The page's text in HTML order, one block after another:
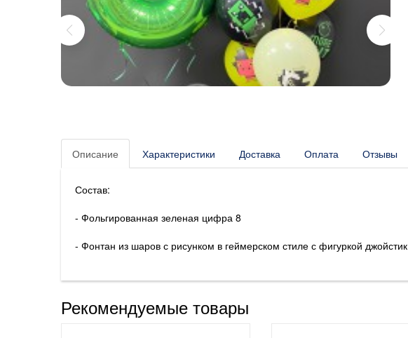
Описание Характеристики Доставка Оплата Отзывы
Состав:
- Фольгированная зеленая цифра 8
- Фонтан из шаров с рисунком в геймерском стиле с фигуркой джойстик
Рекомендуемые товары